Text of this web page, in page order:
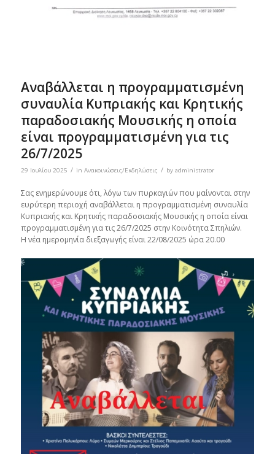
Aναβάλλεται η προγραμματισμένη
συναυλία Κυπριακής και Κρητικής
παραδοσιακής Μουσικής η οποία
είναι προγραμματισμένη για τις
26/7/2025
29 Ιουλίου 2025 / in Ανακοινώσεις/Εκδηλώσεις / by administrator
Σας ενημερώνουμε ότι, λόγω των πυρκαγιών που μαίνονται στην
ευρύτερη περιοχή αναβάλλεται η προγραμματισμένη συναυλία
Κυπριακής και Κρητικής παραδοσιακής Μουσικής η οποία είναι
προγραμματισμένη για τις 26/7/2025 στην Κοινότητα Σπηλιών.
Η νέα ημερομηνία διεξαγωγής είναι 22/08/2025 ώρα 20.00